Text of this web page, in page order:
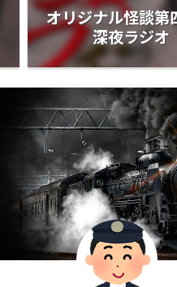
オリジナル怪談
深夜ラジオ